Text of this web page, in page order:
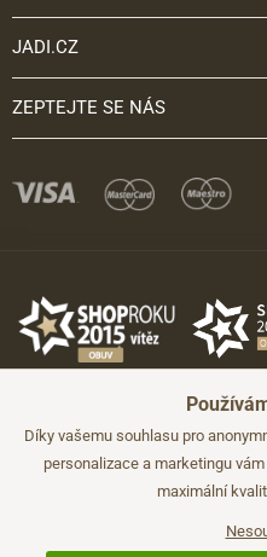
JADI.CZ
ZEPTEJTE SE NÁS
©2026 JADI.cz. Užití materiálů bez
Díky vašemu souhlasu pro
personalizace a marketingu
maximální